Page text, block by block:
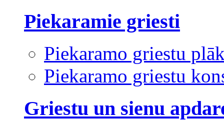
Piekaramie griesti
Piekaramo griestu
Piekaramo griestu
Griestu un sienu